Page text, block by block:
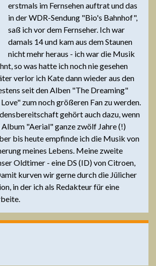
erstmals im Fernsehen auftrat und das
in der WDR-Sendung "Bio's Bahnhof",
saß ich vor dem Fernseher. Ich war
damals 14 und kam aus dem Staunen
nicht mehr heraus - ich war die Musik
so was hatte ich noch nie gesehen
verlor ich Kate dann wieder aus den
seit den Alben "The Dreaming"
zum noch größeren Fan zu werden.
gehört auch dazu, wenn
Album "Aerial" ganze zwölf Jahre (!)
bis heute empfinde ich die Musik von
meines Lebens. Meine zweite
Oldtimer - eine DS (ID) von Citroen,
kurven wir gerne durch die Jülicher
in der ich als Redakteur für eine